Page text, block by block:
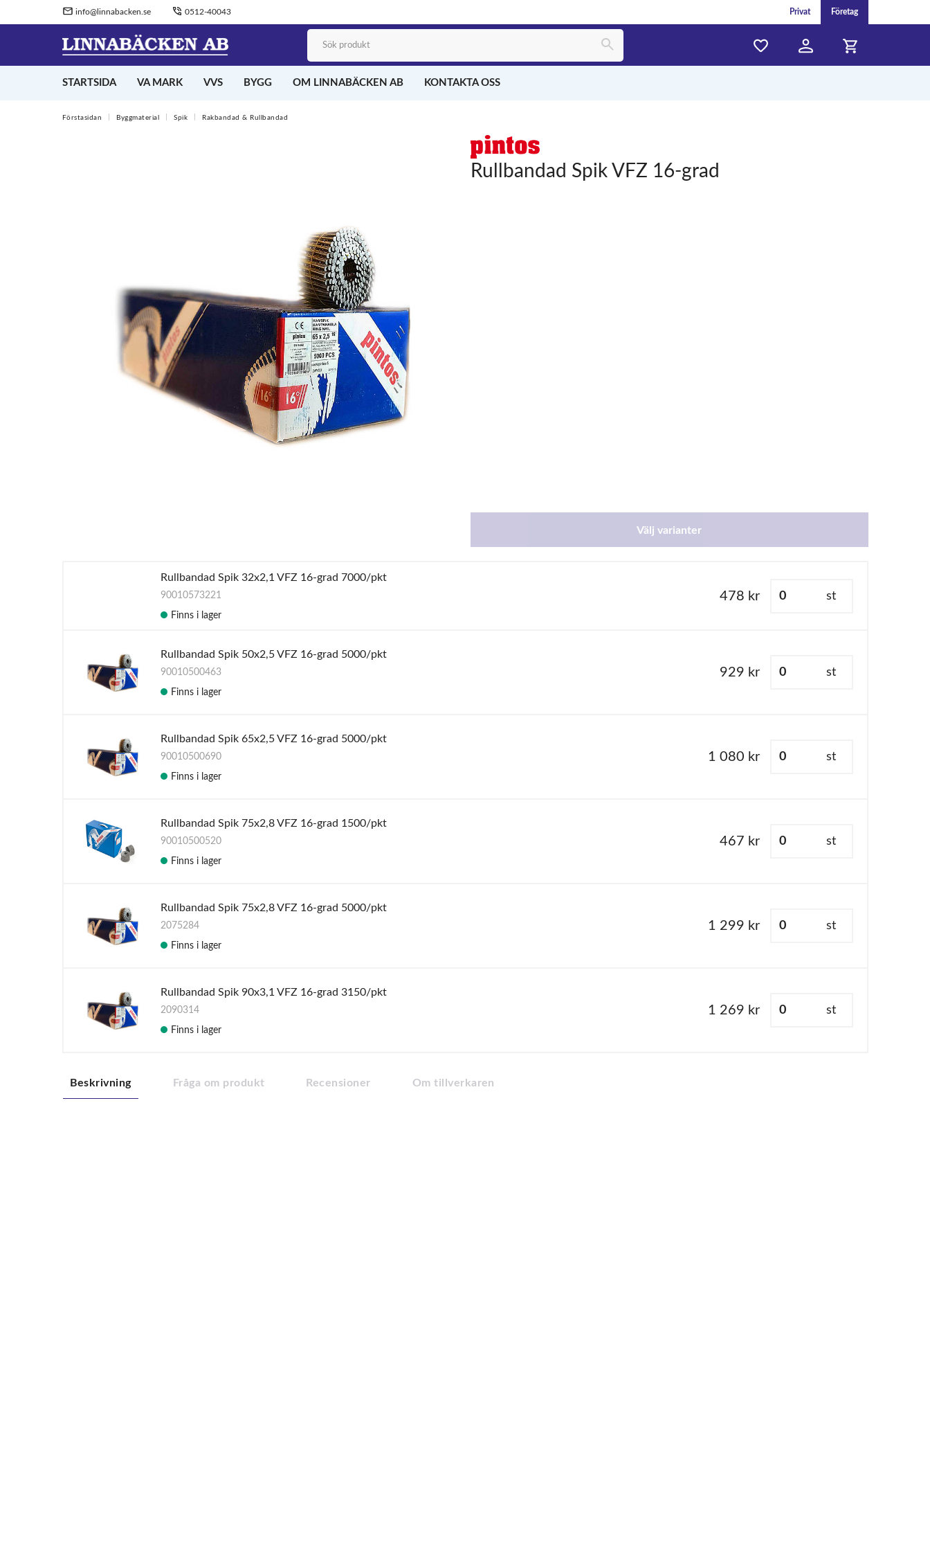
Privat Företag
info@linnabacken.se 0512-40043
STARTSIDA VA MARK VVS BYGG OM LINNABÄCKEN AB KONTAKTA OSS
Förstasidan Byggmaterial Spik Rakbandad & Rullbandad
Rullbandad Spik VFZ 16-grad
Välj varianter
Rullbandad Spik 32x2,1 VFZ 16-grad 7000/pkt
90010573221
Finns i lager
478 kr st
Rullbandad Spik 50x2,5 VFZ 16-grad 5000/pkt
90010500463
Finns i lager
929 kr st
Rullbandad Spik 65x2,5 VFZ 16-grad 5000/pkt
90010500690
Finns i lager
1 080 kr st
Rullbandad Spik 75x2,8 VFZ 16-grad 1500/pkt
90010500520
Finns i lager
467 kr st
Rullbandad Spik 75x2,8 VFZ 16-grad 5000/pkt
2075284
Finns i lager
1 299 kr st
Rullbandad Spik 90x3,1 VFZ 16-grad 3150/pkt
2090314
Finns i lager
1 269 kr st
Beskrivning Fråga om produkt Recensioner Om tillverkaren